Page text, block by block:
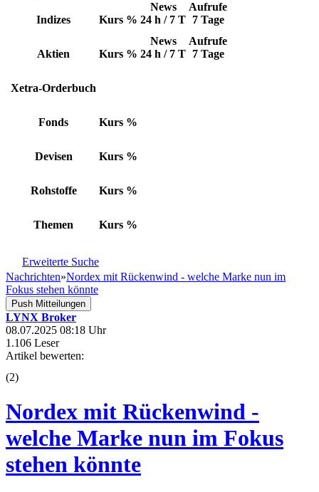
Indizes Kurs %
News
24 h / 7 T
Aufrufe
7 Tage
Aktien Kurs %
News
24 h / 7 T
Aufrufe
7 Tage
Xetra-Orderbuch
Fonds Kurs %
Devisen Kurs %
Rohstoffe Kurs %
Themen Kurs %
Erweiterte Suche
Nachrichten»Nordex mit Rückenwind - welche Marke nun im
Fokus stehen könnte
Push Mitteilungen
LYNX Broker
08.07.2025 08:18 Uhr
1.106 Leser
Artikel bewerten:
(2)
Nordex mit Rückenwind -
welche Marke nun im Fokus
stehen könnte